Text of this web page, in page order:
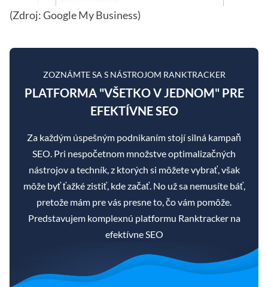
(Zdroj: Google My Business)
ZOZNÁMTE SA S NÁSTROJOM RANKTRACKER
PLATFORMA "VŠETKO V JEDNOM" PRE
EFEKTÍVNE SEO
Za každým úspešným podnikaním stojí silná kampaň
SEO. Pri nespočetnom množstve optimalizačných
nástrojov a techník, z ktorých si môžete vybrať, však
môže byť ťažké zistiť, kde začať. No už sa nemusíte báť,
pretože mám pre vás presne to, čo vám pomôže.
Predstavujem komplexnú platformu Ranktracker na
efektívne SEO